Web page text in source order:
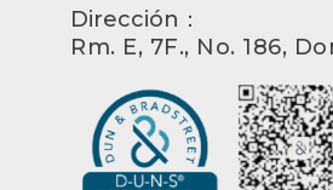
Dirección：
Rm. E, 7F., No. 186,